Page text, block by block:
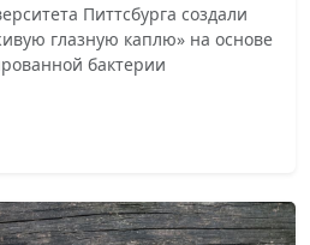
Питтсбурга создали
глазную каплю» на основе
бактерии